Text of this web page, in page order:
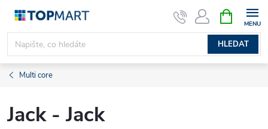
Přejít
obsah
HLEDAT
NÁKUPNÍ
KOŠÍK
Multi core
Jack - Jack